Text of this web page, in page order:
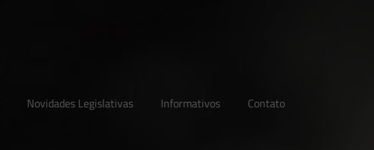
Novidades Legislativas Informativos Contato